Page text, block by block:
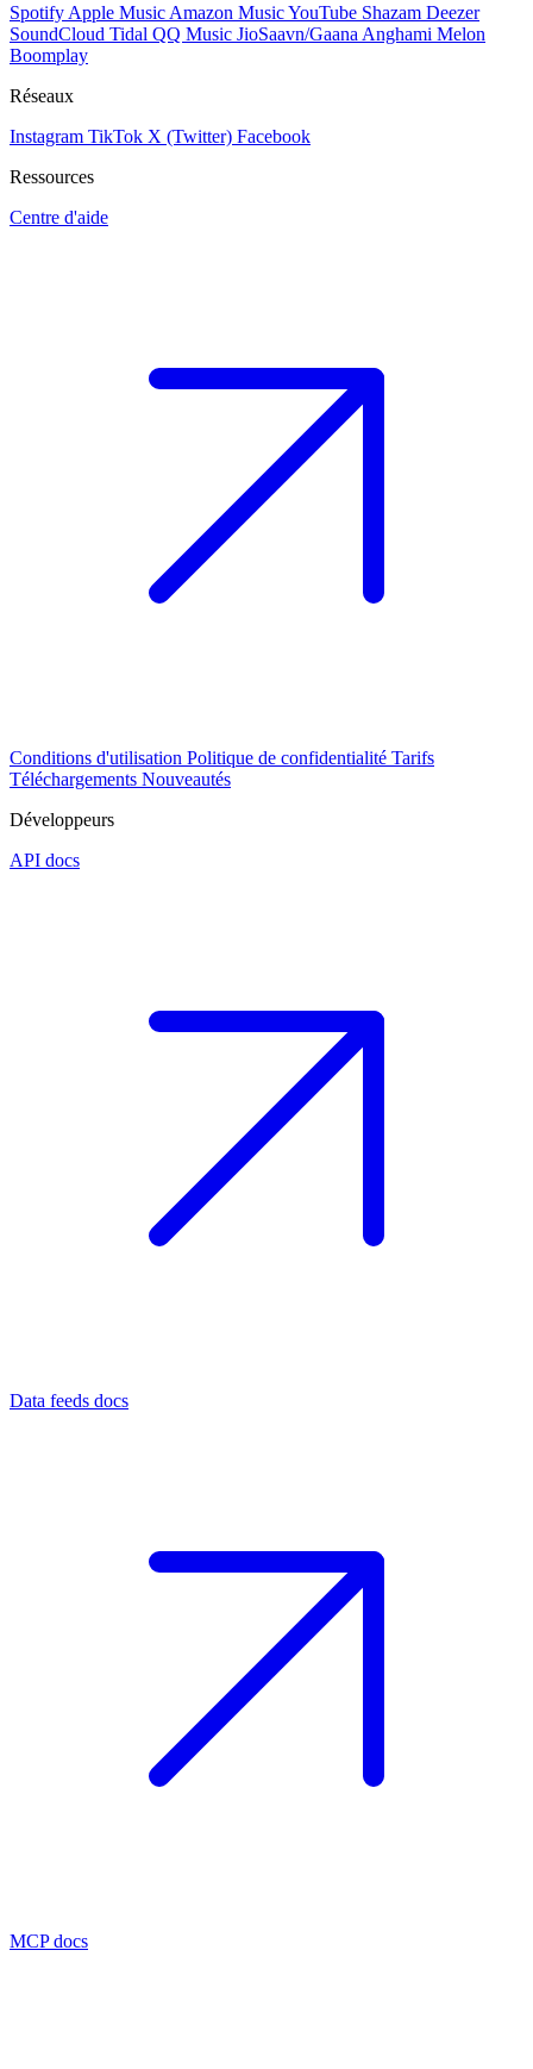
Spotify Apple Music Amazon MusicYouTube Shazam Deezer
SoundCloud Tidal QQ Music JioSaavn/Gaana Anghami Melon
Boomplay
Réseaux
Instagram TikTok X (Twitter) Facebook
Ressources
Centre d'aide
Conditions d'utilisation Politique de confidentialité Tarifs
Téléchargements Nouveautés
Développeurs
API docs
Data feeds docs
MCP docs